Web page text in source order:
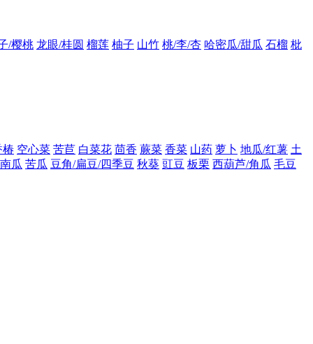
/樱桃 龙眼/桂圆 榴莲 柚子 山竹 桃/李/杏 哈密瓜/甜瓜 石榴 枇
椿 空心菜 苦苣 白菜花 茴香 蕨菜 香菜 山药 萝卜 地瓜/红薯 土
南瓜 苦瓜 豆角/扁豆/四季豆 秋葵 豇豆 板栗 西葫芦/角瓜 毛豆